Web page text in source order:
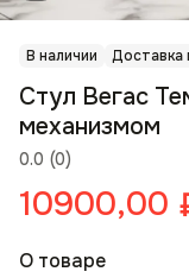
В наличии Доставка
0.0 (0)
Стул Вегас
механизмом
10900,00
О товаре